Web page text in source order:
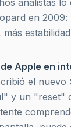
analistas lo
en 2009:
Apple en
el nuevo
y un "reset"